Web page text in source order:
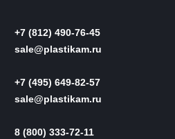
+7 (812) 490-76-45
sale@plastikam.ru
+7 (495) 649-82-57
sale@plastikam.ru
8 (800) 333-72-11